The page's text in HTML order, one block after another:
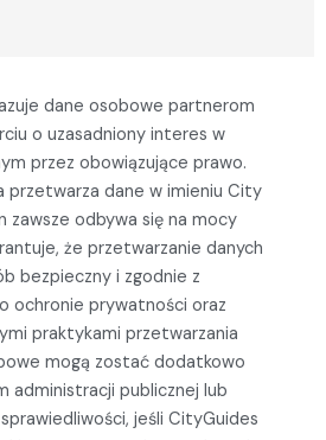
dane osobowe partnerom
o uzasadniony interes w
przez obowiązujące prawo.
przetwarza dane w imieniu City
zawsze odbywa się na mocy
że przetwarzanie danych
bezpieczny i zgodnie z
ochronie prywatności oraz
praktykami przetwarzania
mogą zostać dodatkowo
administracji publicznej lub
jeśli CityGuides